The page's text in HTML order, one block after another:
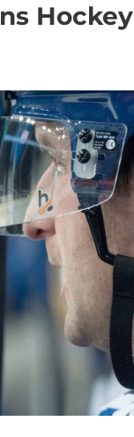
Hockey